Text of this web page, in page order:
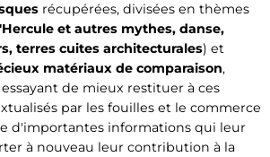
récupérées, divisées en thèmes
et autres mythes, danse,
terres cuites architecturales) et
matériaux de comparaison,
essayant de mieux restituer à ces
par les fouilles et le commerce
d'importantes informations qui leur
à nouveau leur contribution à la